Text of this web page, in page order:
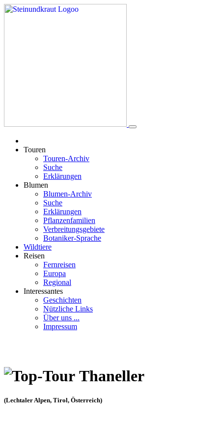
Touren
Touren-Archiv
Suche
Erklärungen
Blumen
Blumen-Archiv
Suche
Erklärungen
Pflanzenfamilien
Verbreitungsgebiete
Botaniker-Sprache
Wildtiere
Reisen
Fernreisen
Europa
Regional
Interessantes
Geschichten
Nützliche Links
Über uns ...
Impressum
Thaneller
(Lechtaler Alpen, Tirol, Österreich)